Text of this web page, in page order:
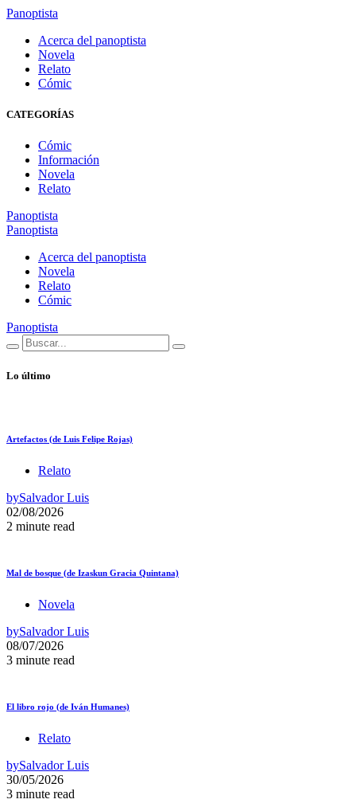
Panoptista
Acerca del panoptista
Novela
Relato
Cómic
CATEGORÍAS
Cómic
Información
Novela
Relato
Panoptista
Panoptista
Acerca del panoptista
Novela
Relato
Cómic
Panoptista
Lo último
Artefactos (de Luis Felipe Rojas)
Relato
bySalvador Luis
02/08/2026
2 minute read
Mal de bosque (de Izaskun Gracia Quintana)
Novela
bySalvador Luis
08/07/2026
3 minute read
El libro rojo (de Iván Humanes)
Relato
bySalvador Luis
30/05/2026
3 minute read